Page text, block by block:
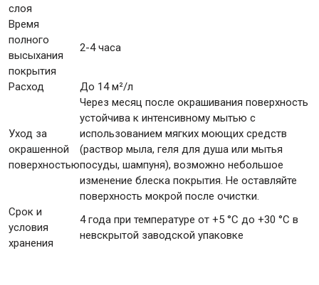
слоя
Время
полного
высыхания
покрытия
2-4 часа
Расход До 14 м²/л
Уход за
окрашенной
поверхностью
Через месяц после окрашивания поверхность
устойчива к интенсивному мытью с
использованием мягких моющих средств
(раствор мыла, геля для душа или мытья
посуды, шампуня), возможно небольшое
изменение блеска покрытия. Не оставляйте
поверхность мокрой после очистки.
Срок и
условия
хранения
4 года при температуре от +5 °С до +30 °С в
невскрытой заводской упаковке